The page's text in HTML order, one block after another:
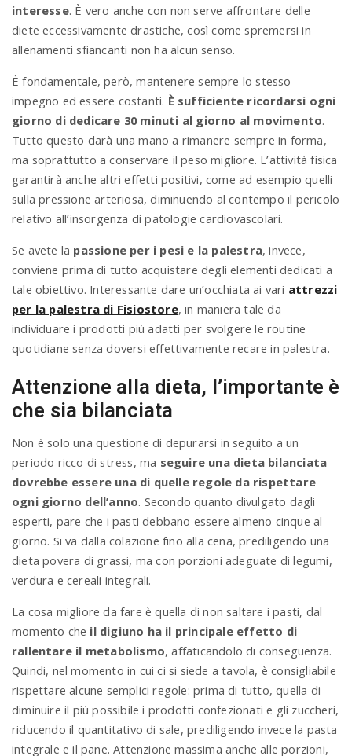
interesse. È vero anche con non serve affrontare delle
diete eccessivamente drastiche, così come spremersi in
allenamenti sfiancanti non ha alcun senso.
È fondamentale, però, mantenere sempre lo stesso
impegno ed essere costanti. È sufficiente ricordarsi ogni
giorno di dedicare 30 minuti al giorno al movimento.
Tutto questo darà una mano a rimanere sempre in forma,
ma soprattutto a conservare il peso migliore. L’attività fisica
garantirà anche altri effetti positivi, come ad esempio quelli
sulla pressione arteriosa, diminuendo al contempo il pericolo
relativo all’insorgenza di patologie cardiovascolari.
Se avete la passione per i pesi e la palestra, invece,
conviene prima di tutto acquistare degli elementi dedicati a
tale obiettivo. Interessante dare un’occhiata ai vari attrezzi
per la palestra di Fisiostore, in maniera tale da
individuare i prodotti più adatti per svolgere le routine
quotidiane senza doversi effettivamente recare in palestra.
Attenzione alla dieta, l’importante è
che sia bilanciata
Non è solo una questione di depurarsi in seguito a un
periodo ricco di stress, ma seguire una dieta bilanciata
dovrebbe essere una di quelle regole da rispettare
ogni giorno dell’anno. Secondo quanto divulgato dagli
esperti, pare che i pasti debbano essere almeno cinque al
giorno. Si va dalla colazione fino alla cena, prediligendo una
dieta povera di grassi, ma con porzioni adeguate di legumi,
verdura e cereali integrali.
La cosa migliore da fare è quella di non saltare i pasti, dal
momento che il digiuno ha il principale effetto di
rallentare il metabolismo, affaticandolo di conseguenza.
Quindi, nel momento in cui ci si siede a tavola, è consigliabile
rispettare alcune semplici regole: prima di tutto, quella di
diminuire il più possibile i prodotti confezionati e gli zuccheri,
riducendo il quantitativo di sale, prediligendo invece la pasta
integrale e il pane. Attenzione massima anche alle porzioni,